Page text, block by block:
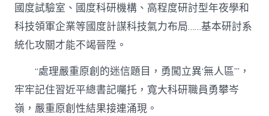
國度試驗室、國度科研機構、高程度研討型年夜學和
科技領軍企業等國度計謀科技氣力布局……基本研討系
統化攻關才能不竭晉陞。
“處理嚴重原創的迷信題目，勇闖立異‘無人區’”，
牢牢記住習近平總書記囑托，寬大科研職員勇攀岑
嶺，嚴重原創性結果接連涌現。